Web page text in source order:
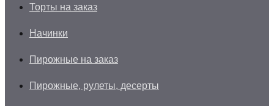
Торты на заказ
Начинки
Пирожные на заказ
Пирожные, рулеты, десерты